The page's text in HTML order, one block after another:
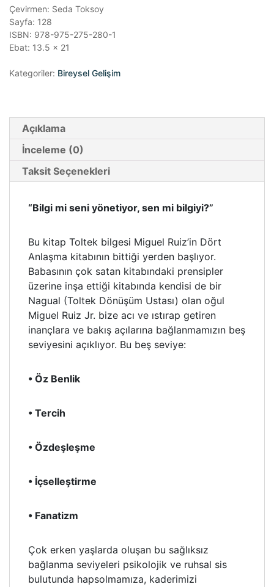
Çevirmen: Seda Toksoy
Sayfa: 128
ISBN: 978-975-275-280-1
Ebat: 13.5 x 21
Kategoriler: Bireysel Gelişim
Açıklama
İnceleme (0)
Taksit Seçenekleri
“Bilgi mi seni yönetiyor, sen mi bilgiyi?”
Bu kitap Toltek bilgesi Miguel Ruiz’in Dört
Anlaşma kitabının bittiği yerden başlıyor.
Babasının çok satan kitabındaki prensipler
üzerine inşa ettiği kitabında kendisi de bir
Nagual (Toltek Dönüşüm Ustası) olan oğul
Miguel Ruiz Jr. bize acı ve ıstırap getiren
inançlara ve bakış açılarına bağlanmamızın beş
seviyesini açıklıyor. Bu beş seviye:
• Öz Benlik
• Tercih
• Özdeşleşme
• İçselleştirme
• Fanatizm
Çok erken yaşlarda oluşan bu sağlıksız
bağlanma seviyeleri psikolojik ve ruhsal sis
bulutunda hapsolmamıza, kaderimizi